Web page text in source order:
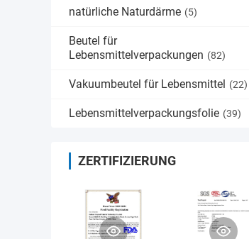
natürliche Naturdärme (5)
Beutel für
Lebensmittelverpackungen (82)
Vakuumbeutel für Lebensmittel (22)
Lebensmittelverpackungsfolie (39)
ZERTIFIZIERUNG